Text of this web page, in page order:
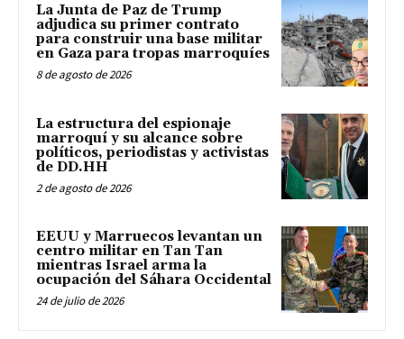
La Junta de Paz de Trump
adjudica su primer contrato
para construir una base militar
en Gaza para tropas marroquíes
8 de agosto de 2026
La estructura del espionaje
marroquí y su alcance sobre
políticos, periodistas y activistas
de DD.HH
2 de agosto de 2026
EEUU y Marruecos levantan un
centro militar en Tan Tan
mientras Israel arma la
ocupación del Sáhara Occidental
24 de julio de 2026